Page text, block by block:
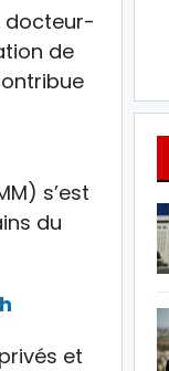
docteur-
de
s’est
du
et